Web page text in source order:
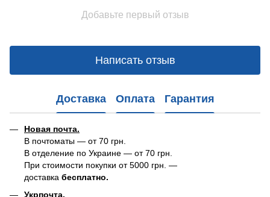
Добавьте первый отзыв
Написать отзыв
Доставка Оплата Гарантия
Новая почта.
В почтоматы — от 70 грн.
В отделение по Украине — от 70 грн.
При стоимости покупки от 5000 грн. —
доставка бесплатно.
Укрпочта.